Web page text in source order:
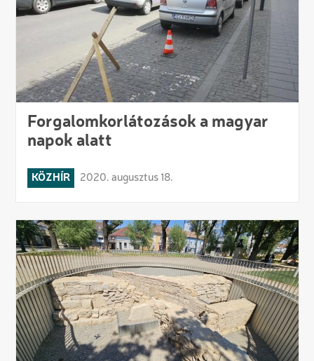
Forgalomkorlátozások a magyar
napok alatt
KÖZHÍR 2020. augusztus 18.